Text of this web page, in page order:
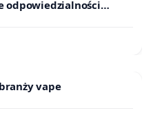
odpowiedzialności
i sędziów
vape